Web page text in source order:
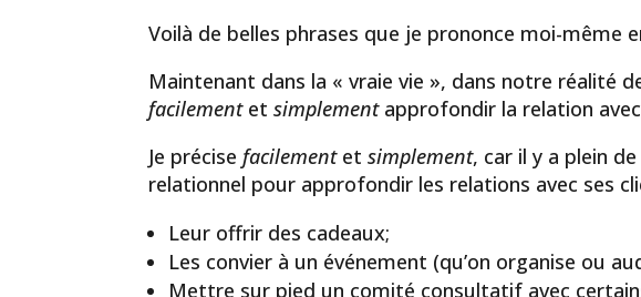
Voilà de belles phrases que je prononce moi-même
Maintenant dans la « vraie vie », dans notre réalité
facilementetsimplementapprofondir la relation
Je précise facilementetsimplement, car il y a plein
relationnel pour approfondir les relations avec ses
Leur offrir des cadeaux;
Les convier à un événement (qu’on organise ou
Mettre sur pied un comité consultatif avec